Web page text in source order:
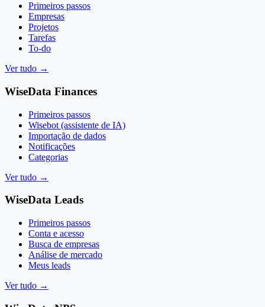
Primeiros passos
Empresas
Projetos
Tarefas
To-do
Ver tudo →
WiseData Finances
Primeiros passos
Wisebot (assistente de IA)
Importação de dados
Notificações
Categorias
Ver tudo →
WiseData Leads
Primeiros passos
Conta e acesso
Busca de empresas
Análise de mercado
Meus leads
Ver tudo →